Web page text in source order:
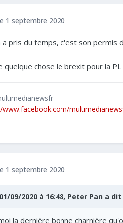
1 septembre 2020
a pris du temps, c'est son permis
quelque chose le brexit pour la PL
www.facebook.com/
1 septembre 2020
09/2020 à 16:48, Peter Pan a dit
la dernière bonne charnière